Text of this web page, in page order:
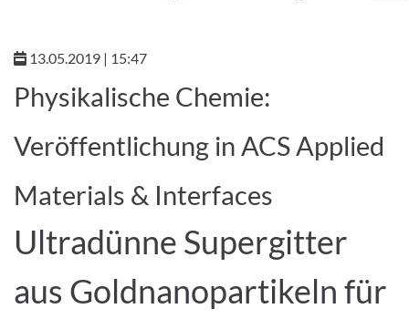
13.05.2019 | 15:47
Physikalische Chemie:
Veröffentlichung in ACS Applied
Materials & Interfaces
Ultradünne Supergitter
aus Goldnanopartikeln für